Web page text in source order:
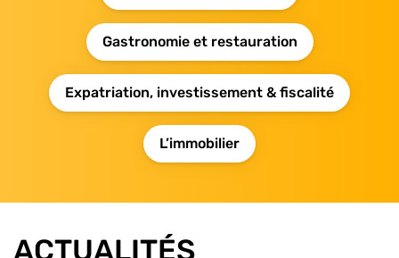
Gastronomie et restauration
Expatriation, investissement & fiscalité
L’immobilier
ACTUALITÉS